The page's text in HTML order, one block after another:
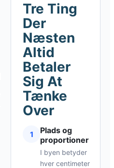
Tre Ting
Der
Næsten
Altid
Betaler
Sig At
Tænke
Over
1
Plads og
proportioner
I byen betyder
hver centimeter